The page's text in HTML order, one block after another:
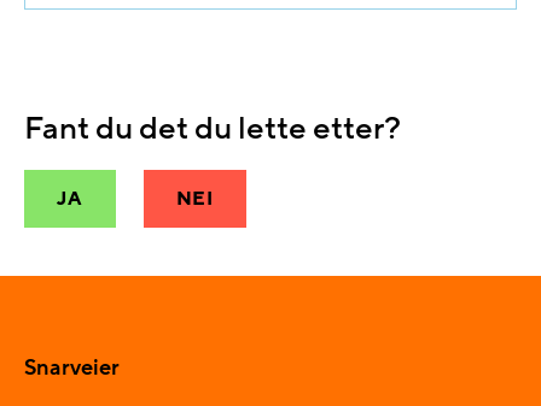
Fant du det du lette etter?
JA NEI
Snarveier